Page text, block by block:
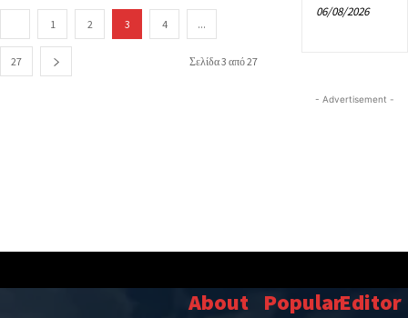
1 2 3 4 ...
27 Σελίδα 3 από 27
06/08/2026
- Advertisement -
About PopularEditor